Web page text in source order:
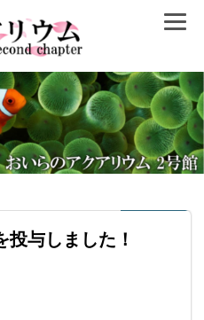
与しました！